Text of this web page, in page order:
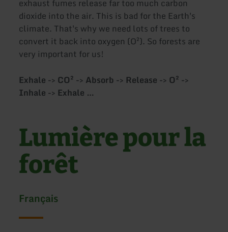
exhaust fumes release far too much carbon
dioxide into the air. This is bad for the Earth's
climate. That's why we need lots of trees to
convert it back into oxygen (O²). So forests are
very important for us!
Exhale -> CO² -> Absorb -> Release -> O² ->
Inhale -> Exhale …
Lumière pour la
forêt
Français